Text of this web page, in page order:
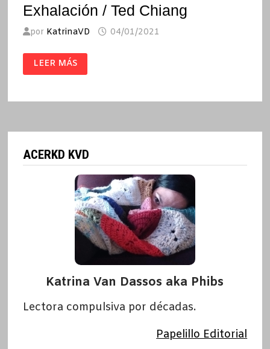
Exhalación / Ted Chiang
por KatrinaVD 04/01/2021
EXHALACIÓN
/
TED
LEER MÁS
ACERKD KVD
Katrina Van Dassos aka Phibs
Lectora compulsiva por décadas.
Papelillo Editorial